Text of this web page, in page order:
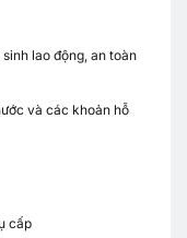
lao động, an toàn
và các khoản hỗ
cấp